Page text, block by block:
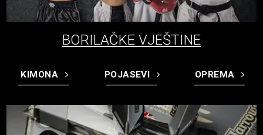
BORILAČKE VJEŠTINE
KIMONA POJASEVI OPREMA